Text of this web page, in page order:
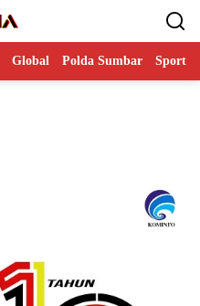
Global Polda Sumbar Sports